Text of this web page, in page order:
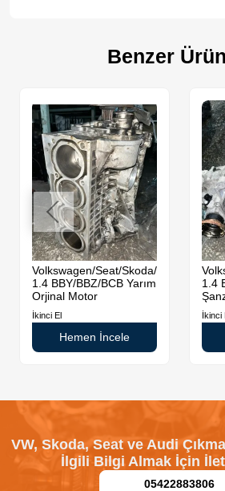
Benzer
Volkswagen/Seat/Skoda/Audi
1.4 BBY/BBZ/BCB Yarım
Orjinal Motor
İkinci El
Hemen İncele
1.4
İkinci
VW, Skoda, Seat ve Audi
İlgili Bilgi Almak İçin
05422883806